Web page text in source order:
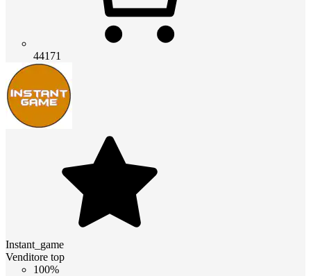
44171
Instant_game
Venditore top
100%